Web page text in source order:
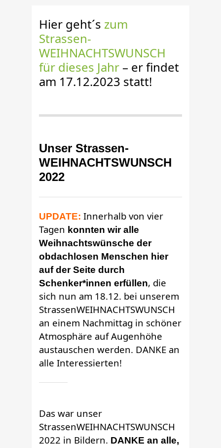
Hier geht´s zum
Strassen-
WEIHNACHTSWUNSCH
für dieses Jahr – er findet
am 17.12.2023 statt!
Unser Strassen-
WEIHNACHTSWUNSCH
2022
UPDATE: Innerhalb von vier
Tagen konnten wir alle
Weihnachtswünsche der
obdachlosen Menschen hier
auf der Seite durch
Schenker*innen erfüllen, die
sich nun am 18.12. bei unserem
StrassenWEIHNACHTSWUNSCH
an einem Nachmittag in schöner
Atmosphäre auf Augenhöhe
austauschen werden. DANKE an
alle Interessierten!
Das war unser
StrassenWEIHNACHTSWUNSCH
2022 in Bildern. DANKE an alle,